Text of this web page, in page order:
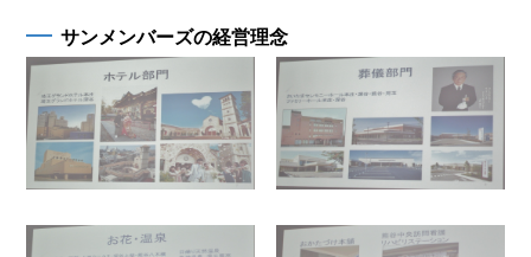
サンメンバーズの経営理念